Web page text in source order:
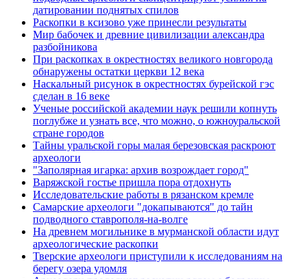
датировании поднятых спилов
Раскопки в ксизово уже принесли результаты
Мир бабочек и древние цивилизации александра
разбойникова
При раскопках в окрестностях великого новгорода
обнаружены остатки церкви 12 века
Наскальный рисунок в окрестностях бурейской гэс
сделан в 16 веке
Ученые российской академии наук решили копнуть
поглубже и узнать все, что можно, о южноуральской
стране городов
Тайны уральской горы малая березовская раскроют
археологи
"Заполярная игарка: архив возрождает город"
Варяжской гостье пришла пора отдохнуть
Исследовательские работы в рязанском кремле
Самарские археологи "докапываются" до тайн
подводного ставрополя-на-волге
На древнем могильнике в мурманской области идут
археологические раскопки
Тверские археологи приступили к исследованиям на
берегу озера удомля